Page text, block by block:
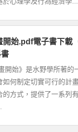
開始.pdf電子書下載
開始》是水野學所著
如何制定切實可行的計
的方式，提供了一系列